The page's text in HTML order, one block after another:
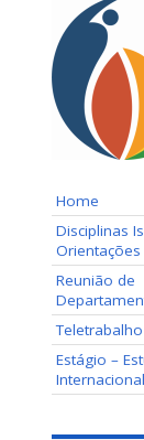
Home
Disciplinas
Orientações
Reunião de
Teletrabalho
Estágio –
Internacional